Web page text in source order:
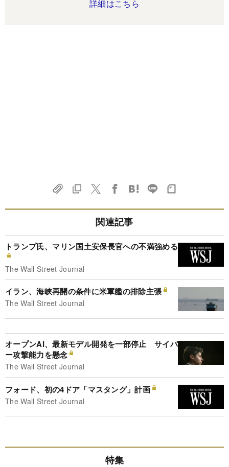
詳細はこちら
関連記事
トランプ氏、マリン国土安保長官への不満強める
The Wall Street Journal
イラン、海峡再開の条件に米軍艦の排除主張
The Wall Street Journal
オープンAI、最新モデル開発を一部停止 サイバ
ー攻撃能力を懸念
The Wall Street Journal
フォード、初の4ドア「マスタング」計画
The Wall Street Journal
特集